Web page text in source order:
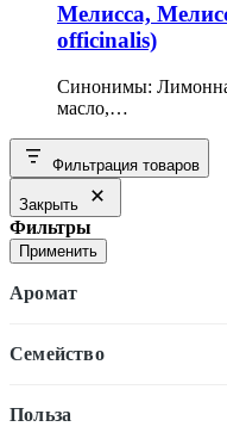
Мелисса,
officinalis)
Синонимы:
масло,…
Фильтрация товаров
Закрыть
Фильтры
Применить
Аромат
Семейство
Польза